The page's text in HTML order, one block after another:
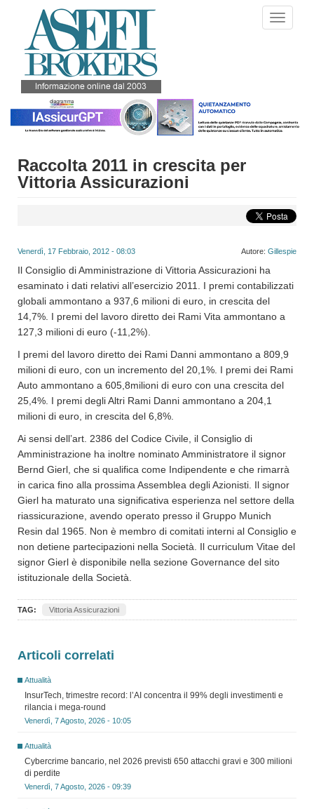
contenuto
principale
Toggle
Raccolta 2011 in crescita per
Vittoria Assicurazioni
Venerdì, 17 Febbraio, 2012 - 08:03 Autore: Gillespie
Il Consiglio di Amministrazione di Vittoria Assicurazioni ha
esaminato i dati relativi all’esercizio 2011. I premi contabilizzati
globali ammontano a 937,6 milioni di euro, in crescita del
14,7%. I premi del lavoro diretto dei Rami Vita ammontano a
127,3 milioni di euro (-11,2%).
I premi del lavoro diretto dei Rami Danni ammontano a 809,9
milioni di euro, con un incremento del 20,1%. I premi dei Rami
Auto ammontano a 605,8milioni di euro con una crescita del
25,4%. I premi degli Altri Rami Danni ammontano a 204,1
milioni di euro, in crescita del 6,8%.
Ai sensi dell’art. 2386 del Codice Civile, il Consiglio di
Amministrazione ha inoltre nominato Amministratore il signor
Bernd Gierl, che si qualifica come Indipendente e che rimarrà
in carica fino alla prossima Assemblea degli Azionisti. Il signor
Gierl ha maturato una significativa esperienza nel settore della
riassicurazione, avendo operato presso il Gruppo Munich
Resin dal 1965. Non è membro di comitati interni al Consiglio e
non detiene partecipazioni nella Società. Il curriculum Vitae del
signor Gierl è disponibile nella sezione Governance del sito
istituzionale della Società.
TAG: Vittoria Assicurazioni
Articoli correlati
Attualità
InsurTech, trimestre record: l’AI concentra il 99% degli investimenti e
rilancia i mega-round
Venerdì, 7 Agosto, 2026 - 10:05
Attualità
Cybercrime bancario, nel 2026 previsti 650 attacchi gravi e 300 milioni
di perdite
Venerdì, 7 Agosto, 2026 - 09:39